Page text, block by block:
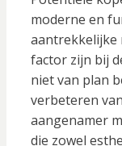
moderne en
aantrekkelijke
factor zijn bij
niet van plan
verbeteren
aangenamer
die zowel